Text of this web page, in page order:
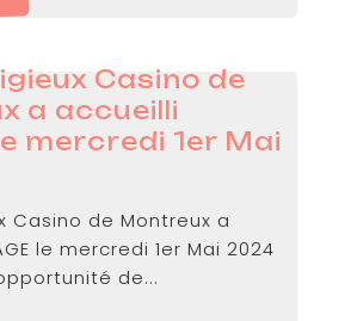
Casino de
a accueilli
le mercredi 1er Mai
Casino de Montreux a
le mercredi 1er Mai 2024
de...